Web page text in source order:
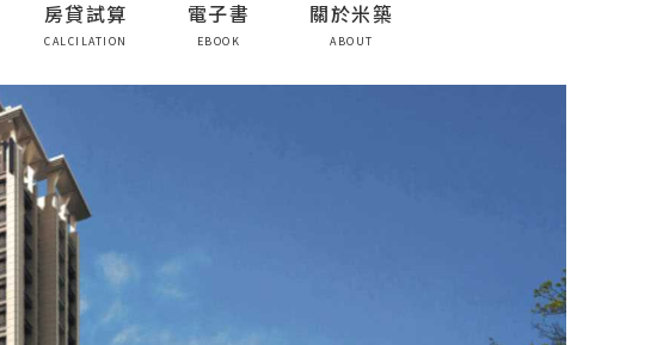
房貸試算
CALCILATION
電子書
EBOOK
關於米築
ABOUT